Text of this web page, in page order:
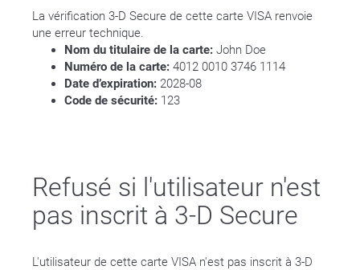
La vérification 3-D Secure de cette carte VISA renvoie
une erreur technique.
Nom du titulaire de la carte: John Doe
Numéro de la carte: 4012 0010 3746 1114
Date d’expiration: 2028-08
Code de sécurité: 123
Refusé si l'utilisateur n'est
pas inscrit à 3-D Secure
L'utilisateur de cette carte VISA n'est pas inscrit à 3-D